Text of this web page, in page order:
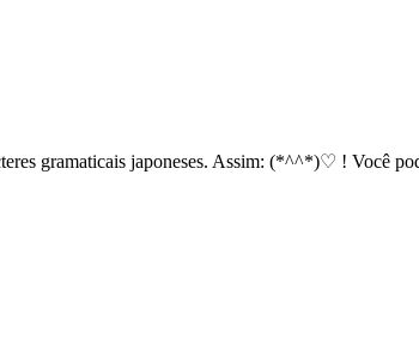
gramaticais japoneses. Assim: (*^^*)♡ ! Você